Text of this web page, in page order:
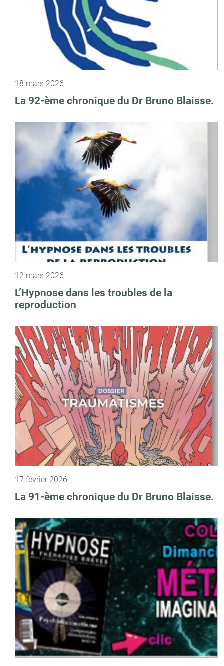
18 mars 2026
La 92-ème chronique du Dr Bruno Blaisse.
12 mars 2026
L’Hypnose dans les troubles de la
reproduction
17 février 2026
La 91-ème chronique du Dr Bruno Blaisse.